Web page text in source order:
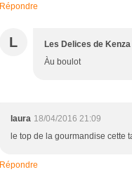
Répondre
L Les Delices de Kenza
Àu boulot
laura 18/04/2016 21:09
le top de la gourmandise cette
Répondre